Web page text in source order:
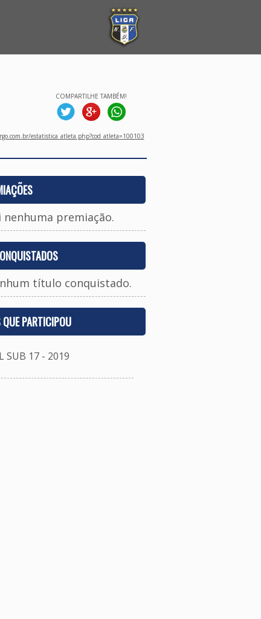
COMPARTILHE TAMBÉM!
estatistica_atleta.php?cod_atleta=100103
premiação.
título conquistado.
PARTICIPOU
SUB 17 - 2019